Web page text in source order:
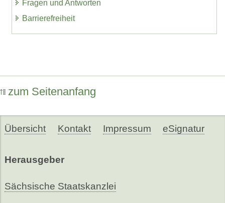
Fragen und Antworten
Barrierefreiheit
zum Seitenanfang
Übersicht Kontakt Impressum eSignatur
Herausgeber
Sächsische Staatskanzlei